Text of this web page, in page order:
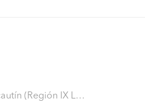
IX La Araucanía - Malleco)